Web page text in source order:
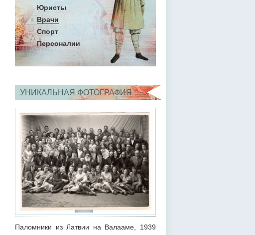
Юристы
Врачи
Спорт
Персоналии
УНИКАЛЬНАЯ ФОТОГРАФИЯ
Паломники из Латвии на Валааме, 1939